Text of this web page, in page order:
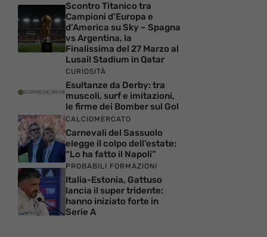
Scontro Titanico tra
Campioni d’Europa e
d’America su Sky – Spagna
vs Argentina, la
Finalissima del 27 Marzo al
Lusail Stadium in Qatar
CURIOSITÀ
Esultanze da Derby: tra
muscoli, surf e imitazioni,
le firme dei Bomber sul Gol
CALCIOMERCATO
Carnevali del Sassuolo
elegge il colpo dell’estate:
“Lo ha fatto il Napoli”
PROBABILI FORMAZIONI
Italia-Estonia, Gattuso
lancia il super tridente:
hanno iniziato forte in
Serie A